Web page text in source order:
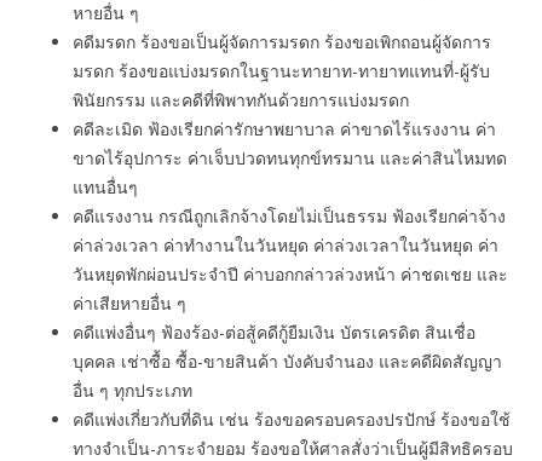
หายอื่น ๆ
คดีมรดก ร้องขอเป็นผู้จัดการมรดก ร้องขอเพิกถอนผู้จัดการ
มรดก ร้องขอแบ่งมรดกในฐานะทายาท-ทายาทแทนที่-ผู้รับ
พินัยกรรม และคดีที่พิพาทกันด้วยการแบ่งมรดก
คดีละเมิด ฟ้องเรียกค่ารักษาพยาบาล ค่าขาดไร้แรงงาน ค่า
ขาดไร้อุปการะ ค่าเจ็บปวดทนทุกข์ทรมาน และค่าสินไหมทด
แทนอื่นๆ
คดีแรงงาน กรณีถูกเลิกจ้างโดยไม่เป็นธรรม ฟ้องเรียกค่าจ้าง
ค่าล่วงเวลา ค่าทํางานในวันหยุด ค่าล่วงเวลาในวันหยุด ค่า
วันหยุดพักผ่อนประจำปี ค่าบอกกล่าวล่วงหน้า ค่าชดเชย และ
ค่าเสียหายอื่น ๆ
คดีแพ่งอื่นๆ ฟ้องร้อง-ต่อสู้คดีกู้ยืมเงิน บัตรเครดิต สินเชื่อ
บุคคล เช่าซื้อ ซื้อ-ขายสินค้า บังคับจำนอง และคดีผิดสัญญา
อื่น ๆ ทุกประเภท
คดีแพ่งเกี่ยวกับที่ดิน เช่น ร้องขอครอบครองปรปักษ์ ร้องขอใช้
ทางจำเป็น-ภาระจำยอม ร้องขอให้ศาลสั่งว่าเป็นผู้มีสิทธิครอบ